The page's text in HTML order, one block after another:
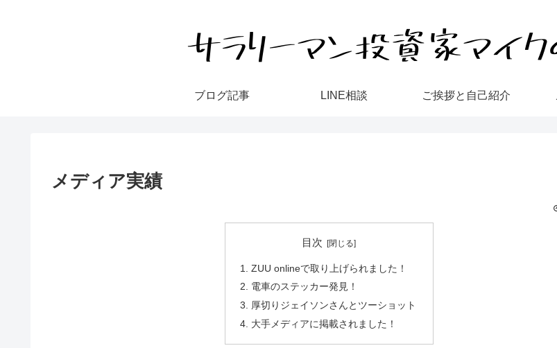
ブログ記事 LINE相談 ご挨拶と自己紹介
メディア実績
目次
ZUU onlineで取り上げられました！
電車のステッカー発見！
厚切りジェイソンさんとツーショット
大手メディアに掲載されました！